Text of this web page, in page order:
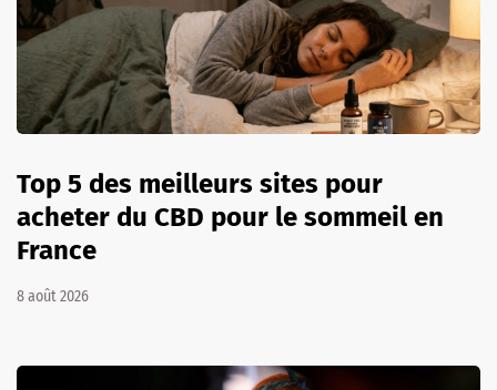
Top 5 des meilleurs sites pour
acheter du CBD pour le sommeil en
France
8 août 2026